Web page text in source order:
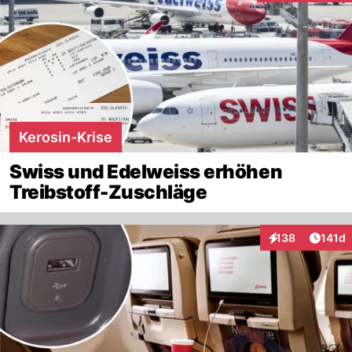
Kerosin-Krise
Swiss und Edelweiss erhöhen
Treibstoff-Zuschläge
138
Interaktionen141d